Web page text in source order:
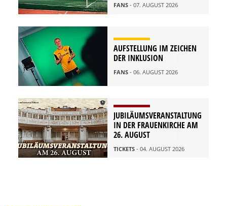
FANS - 07. AUGUST 2026
AUFSTELLUNG IM ZEICHEN
DER INKLUSION
FANS - 06. AUGUST 2026
JUBILÄUMSVERANSTALTUNG
IN DER FRAUENKIRCHE AM
26. AUGUST
TICKETS - 04. AUGUST 2026